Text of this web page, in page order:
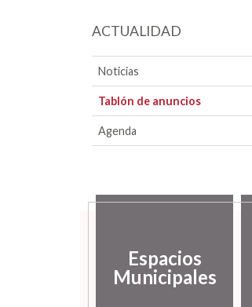
ACTUALIDAD
Noticias
Tablón de anuncios
Agenda
Espacios
Municipales